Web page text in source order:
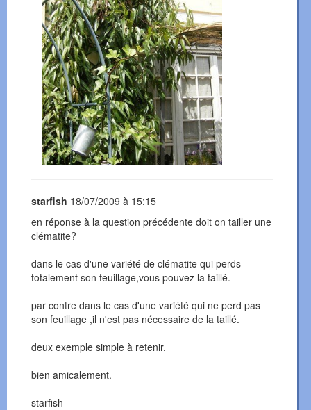
starfish 18/07/2009 à 15:15
en réponse à la question précédente doit on tailler une
clématite?
dans le cas d'une variété de clématite qui perds
totalement son feuillage,vous pouvez la taillé.
par contre dans le cas d'une variété qui ne perd pas
son feuillage ,il n'est pas nécessaire de la taillé.
deux exemple simple à retenir.
bien amicalement.
starfish